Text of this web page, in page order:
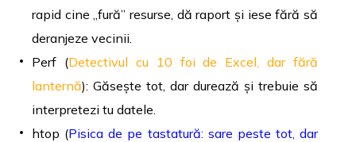
rapid cine „fură” resurse, dă raport și iese fără să
deranjeze vecinii.
Perf (Detectivul cu 10 foi de Excel, dar fără
lanternă): Găsește tot, dar durează și trebuie să
interpretezi tu datele.
htop (Pisica de pe tastatură: sare peste tot, dar